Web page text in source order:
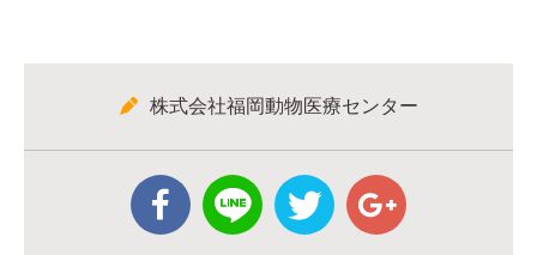
株式会社福岡動物医療センター